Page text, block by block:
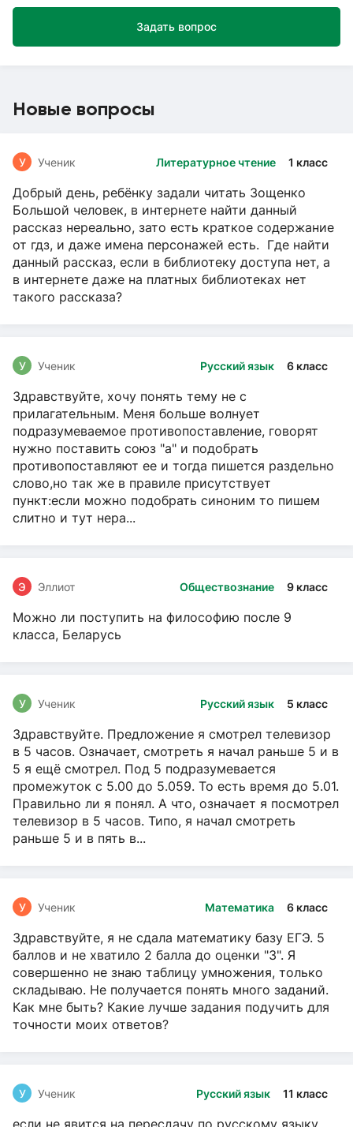
Задать вопрос
Новые вопросы
Литературное чтение 1 класс
У Ученик
Добрый день, ребёнку задали читать Зощенко
Большой человек, в интернете найти данный
рассказ нереально, зато есть краткое содержание
от гдз, и даже имена персонажей есть. Где найти
данный рассказ, если в библиотеку доступа нет, а
в интернете даже на платных библиотеках нет
такого рассказа?
Русский язык 6 класс
У Ученик
Здравствуйте, хочу понять тему не с
прилагательным. Меня больше волнует
подразумеваемое противопоставление, говорят
нужно поставить союз "а" и подобрать
противопоставляют ее и тогда пишется раздельно
слово,но так же в правиле присутствует
пункт:если можно подобрать синоним то пишем
слитно и тут нера...
Обществознание 9 класс
Э Эллиот
Можно ли поступить на философию после 9
класса, Беларусь
Русский язык 5 класс
У Ученик
Здравствуйте. Предложение я смотрел телевизор
в 5 часов. Означает, смотреть я начал раньше 5 и в
5 я ещё смотрел. Под 5 подразумевается
промежуток с 5.00 до 5.059. То есть время до 5.01.
Правильно ли я понял. А что, означает я посмотрел
телевизор в 5 часов. Типо, я начал смотреть
раньше 5 и в пять в...
Математика 6 класс
У Ученик
Здравствуйте, я не сдала математику базу ЕГЭ. 5
баллов и не хватило 2 балла до оценки "3". Я
совершенно не знаю таблицу умножения, только
складываю. Не получается понять много заданий.
Как мне быть? Какие лучше задания подучить для
точности моих ответов?
Русский язык 11 класс
У Ученик
если не явится на пересдачу по русскому языку,